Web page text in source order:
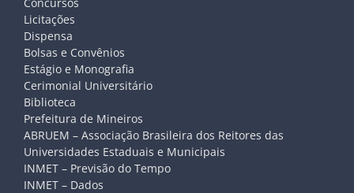
Licitações
Dispensa
Bolsas e Convênios
Estágio e Monografia
Cerimonial Universitário
Biblioteca
Prefeitura de Mineiros
ABRUEM – Associação Brasileira dos Reitores das
Universidades Estaduais e Municipais
INMET – Previsão do Tempo
INMET – Dados